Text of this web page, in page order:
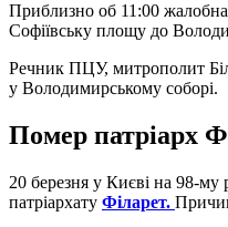
Приблизно об 11:00 жалобна
Софіївську площу до
Речник ПЦУ, митрополит
у Володимирському соборі.
Помер патріарх
20 березня у Києві на 98-му
патріархату Філарет.